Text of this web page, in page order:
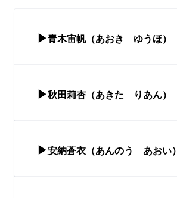
▶青木宙帆（あおき ゆうほ）
▶秋田莉杏（あきた りあん）
▶安納蒼衣（あんのう あおい）